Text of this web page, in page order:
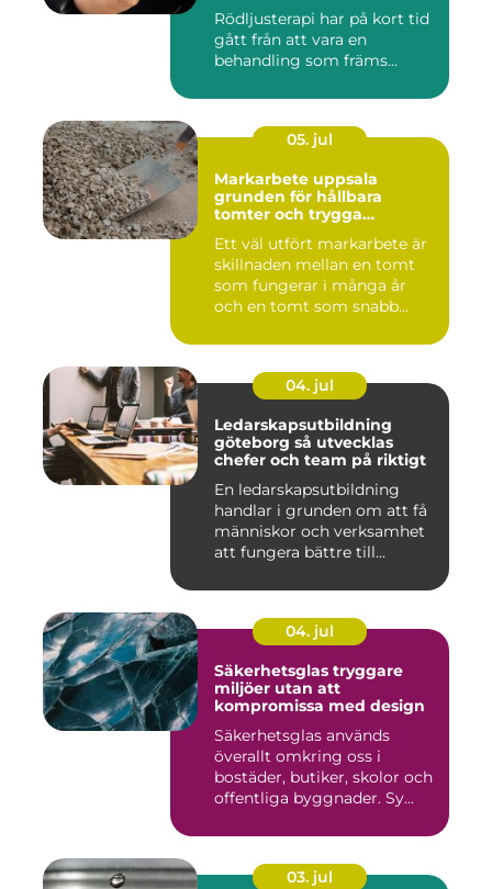
Rödljusterapi har på kort tid
gått från att vara en
behandling som främs...
05. jul
Markarbete uppsala
grunden för hållbara
tomter och trygga
Ett väl utfört markarbete är
skillnaden mellan en tomt
som fungerar i många år
och en tomt som snabb...
04. jul
Ledarskapsutbildning
göteborg så utvecklas
chefer och team på riktigt
En ledarskapsutbildning
handlar i grunden om att få
människor och verksamhet
att fungera bättre till...
04. jul
Säkerhetsglas tryggare
miljöer utan att
kompromissa med design
Säkerhetsglas används
överallt omkring oss i
bostäder, butiker, skolor och
offentliga byggnader. Sy...
03. jul